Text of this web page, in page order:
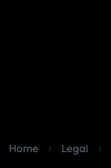
Home Legal